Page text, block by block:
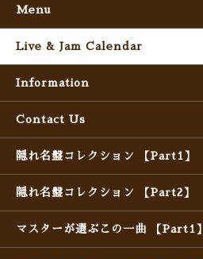
Menu
Live & Jam Calendar
Information
Contact Us
隠れ名盤コレクション 【Part1】
隠れ名盤コレクション 【Part2】
マスターが選ぶこの一曲 【Part1】